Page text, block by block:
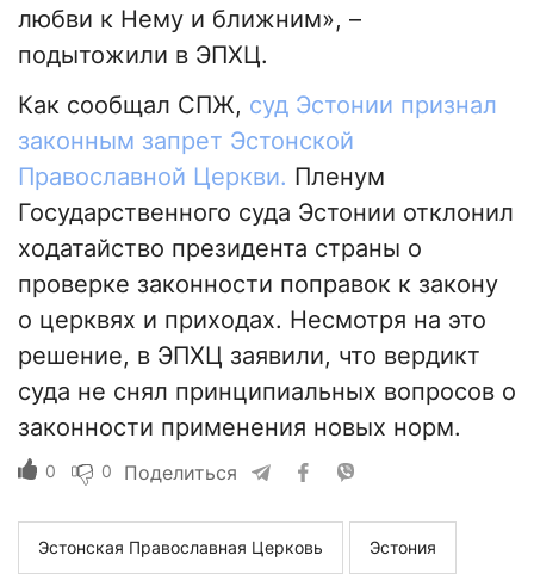
любви к Нему и ближним», –
подытожили в ЭПХЦ.
Как сообщал СПЖ, суд Эстонии признал
законным запрет Эстонской
Православной Церкви. Пленум
Государственного суда Эстонии отклонил
ходатайство президента страны о
проверке законности поправок к закону
о церквях и приходах. Несмотря на это
решение, в ЭПХЦ заявили, что вердикт
суда не снял принципиальных вопросов о
законности применения новых норм.
0 0 Поделиться
Эстонская Православная Церковь Эстония